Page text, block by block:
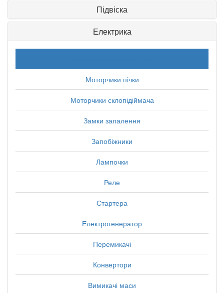
Підвіска
Електрика
Моторчики пічки
Моторчики склопідіймача
Замки запалення
Запобіжники
Лампочки
Реле
Стартера
Електрогенератор
Перемикачі
Конвертори
Вимикачі маси